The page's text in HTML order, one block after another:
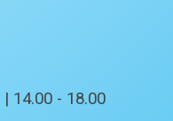
14.00 - 18.00